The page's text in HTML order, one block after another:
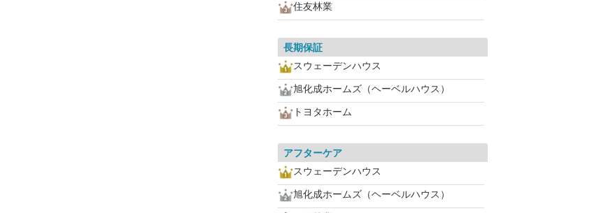
住友林業
長期保証
スウェーデンハウス
旭化成ホームズ（ヘーベルハウス）
トヨタホーム
アフターケア
スウェーデンハウス
旭化成ホームズ（ヘーベルハウス）